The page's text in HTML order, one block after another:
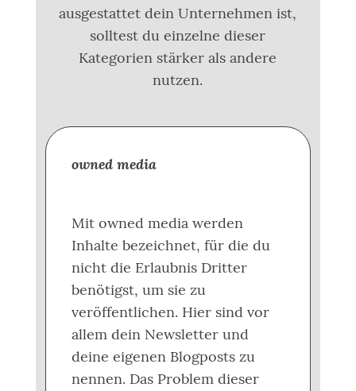
ausgestattet dein Unternehmen ist,
solltest du einzelne dieser
Kategorien stärker als andere
nutzen.
owned media
Mit owned media werden
Inhalte bezeichnet, für die du
nicht die Erlaubnis Dritter
benötigst, um sie zu
veröffentlichen. Hier sind vor
allem dein Newsletter und
deine eigenen Blogposts zu
nennen. Das Problem dieser